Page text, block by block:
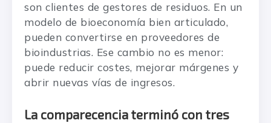
son clientes de gestores de residuos. En un
modelo de bioeconomía bien articulado,
pueden convertirse en proveedores de
bioindustrias. Ese cambio no es menor:
puede reducir costes, mejorar márgenes y
abrir nuevas vías de ingresos.
La comparecencia terminó con tres